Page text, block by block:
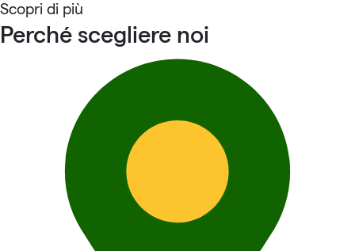
Scopri di più
Perché scegliere noi